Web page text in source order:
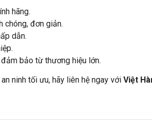
hãng.
chóng, đơn giản.
dẫn.
bảo từ thương hiệu lớn.
ninh tối ưu, hãy liên hệ ngay với Việt